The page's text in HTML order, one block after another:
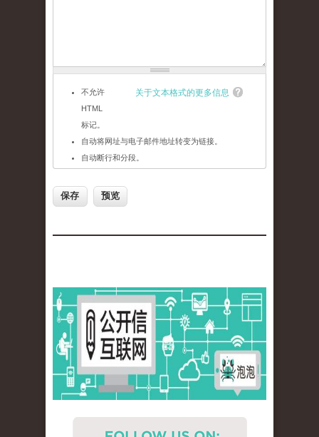
关于文本格式的更多信息
不允许
HTML
标记。
自动将网址与电子邮件地址转变为链接。
自动断行和分段。